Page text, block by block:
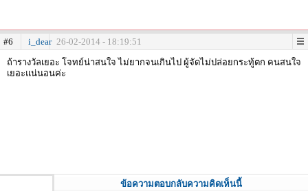
#6 i_dear 26-02-2014 - 18:19:51
ถ้ารางวัลเยอะ โจทย์น่าสนใจ ไม่ยากจนเกินไป ผู้จัดไม่ปล่อยกระทู้ตก คนสนใจ
เยอะแน่นอนค่ะ
ข้อความตอบกลับความคิดเห็นนี้